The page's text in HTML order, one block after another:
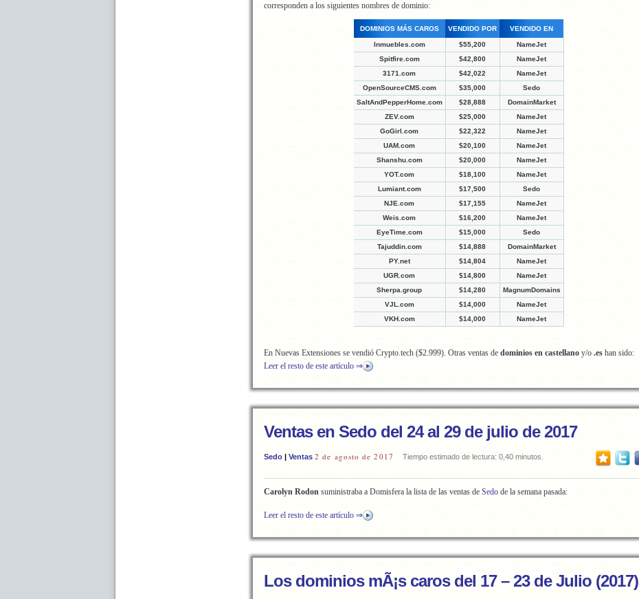
corresponden a los siguientes nombres de dominio:
DOMINIOS MÁS CAROS VENDIDO POR VENDIDO EN
Inmuebles.com $55,200
NameJet
Spitfire.com
$42,800
NameJet
3171.com
$42,022
NameJet
OpenSourceCMS.com
$35,000
Sedo
SaltAndPepperHome.com
$28,888
DomainMarket
ZEV.com
$25,000
NameJet
GoGirl.com
$22,322
NameJet
UAM.com
$20,100
NameJet
Shanshu.com
$20,000
NameJet
YOT.com
$18,100
NameJet
Lumiant.com
$17,500
Sedo
NJE.com
$17,155
NameJet
Weis.com
$16,200
NameJet
EyeTime.com
$15,000
Sedo
Tajuddin.com
$14,888
DomainMarket
PY.net
$14,804
NameJet
UGR.com
$14,800
NameJet
Sherpa.group
$14,280
MagnumDomains
VJL.com
$14,000
NameJet
VKH.com
$14,000 NameJet
En Nuevas Extensiones se vendió Crypto.tech ($2.999). Otras ventas de dominios en castellano y/o .es han sido:
Leer el resto de este artículo ⇒
Ventas en Sedo del 24 al 29 de julio de 2017
Sedo | Ventas 2 de agosto de 2017 Tiempo estimado de lectura: 0,40 minutos.
Carolyn Rodon suministraba a Domisfera la lista de las ventas de Sedo de la semana pasada:
Leer el resto de este artículo ⇒
Los dominios mÃ¡s caros del 17 – 23 de Julio (2017)